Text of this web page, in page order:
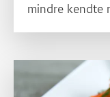
mindre kendte
Læs mere om